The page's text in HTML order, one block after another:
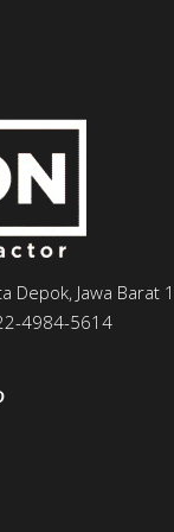
Depok, Jawa Barat
4984-5614